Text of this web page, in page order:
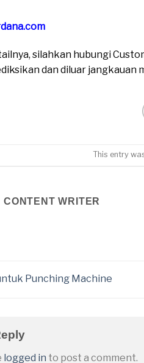
silahkan hubungi
dan diluar jangkauan
This entry
CONTENT WRITER
Punching Machine
logged in to post a comment.